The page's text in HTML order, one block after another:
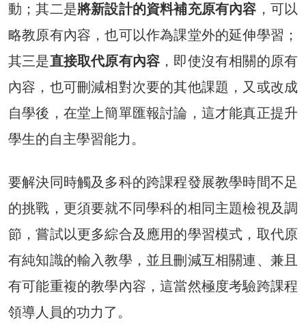
動；其二是將新設計的資料補充原有內容 ，可以
略教原有內容，也可以作為課堂外的延伸學習；
其三是直接取代原有內容 ，即使沒有相關的原有
內容，也可刪減相對次要的其他課題，又或改成
自學後，在堂上簡單匯報討論，這才能真正提升
學生的自主學習能力。
要解決同時觸及多科的跨課程發展教學時間不足
的挑戰，更須要就不同學科的相同主題檢視及調
節，嘗試以更多綜合及應用的學習模式，取代原
有純知識的輸入教學，並且刪減互相關連、兼且
有可能重複的教學內容，這當然極度考驗跨課程
領導人員的功力了。